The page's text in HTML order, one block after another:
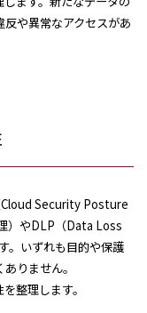
や異常なアクセスがあ
Cloud Security Posture
）やDLP（Data Loss
。いずれも目的や保護
りません。
整理します。